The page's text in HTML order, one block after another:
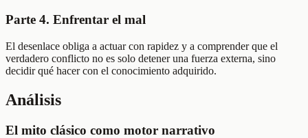
Parte 4. Enfrentar el mal
El desenlace obliga a actuar con rapidez y a comprender que el
verdadero conflicto no es solo detener una fuerza externa, sino
decidir qué hacer con el conocimiento adquirido.
Análisis
El mito clásico como motor narrativo